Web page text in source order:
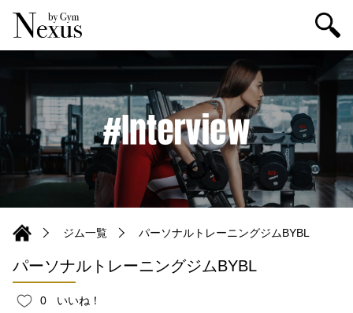
ジム一覧 パーソナルトレーニングジムBYBL
パーソナルトレーニングジムBYBL
0 いいね！